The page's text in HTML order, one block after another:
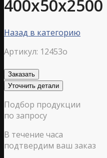
400х50х2500
Назад в категорию
Артикул: 12453o
Заказать
Уточнить детали
Подбор продукции
по запросу
В течение часа
подтвердим ваш заказ